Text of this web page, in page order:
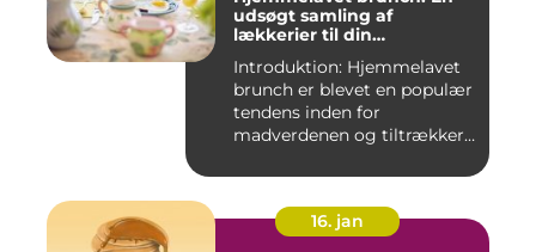
udsøgt samling af
lækkerier til din
Introduktion: Hjemmelavet
brunch er blevet en populær
tendens inden for
madverdenen og tiltrækker
16. jan